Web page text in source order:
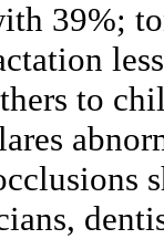
39%;
to